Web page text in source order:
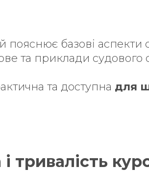
пояснює базові аспекти
та приклади судового
та доступна для
тривалість